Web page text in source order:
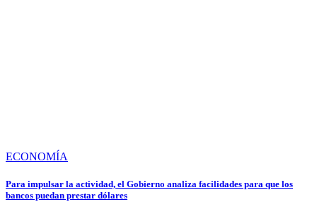
ECONOMÍA
Para impulsar la actividad, el Gobierno analiza facilidades para que los
bancos puedan prestar dólares